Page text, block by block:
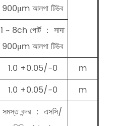
900μm আলগা টিউব
1 ~ 8ch পোর্ট ： সাদা
900μm আলগা টিউব
1.0 +0.05/-0
m
1.0 +0.05/-0 m
সমস্ত বন্দর ： এসসি/